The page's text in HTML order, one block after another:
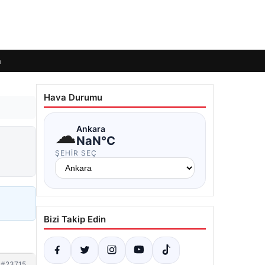
Hava Durumu
☁Ankara
NaN°C
ŞEHIR SEÇ
Bizi Takip Edin